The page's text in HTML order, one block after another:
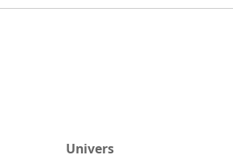
Univers